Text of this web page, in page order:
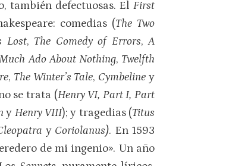
también defectuosas. El First
comedias (The Two
Lost, The Comedy of Errors,A
Ado About Nothing, Twelfth
, The Winter’s Tale, Cymbeliney
se trata (Henry VI, Part I, Part
y Henry VIII); y tragedias (Titus
y Coriolanus). En 1593
de mi ingenio». Un año